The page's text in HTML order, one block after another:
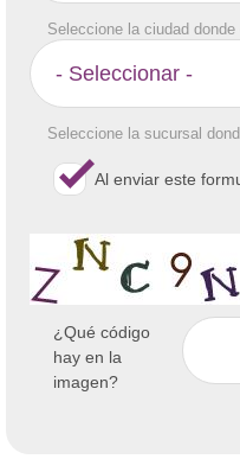
Seleccione la ciudad
Seleccione la sucursal
Al enviar este
¿Qué código
hay en la
imagen?